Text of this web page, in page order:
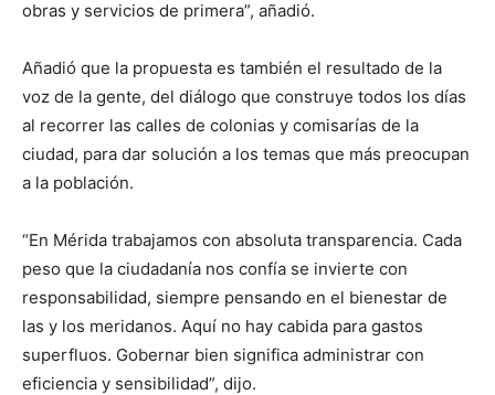
obras y servicios de primera”, añadió.
Añadió que la propuesta es también el resultado de la
voz de la gente, del diálogo que construye todos los días
al recorrer las calles de colonias y comisarías de la
ciudad, para dar solución a los temas que más preocupan
a la población.
“En Mérida trabajamos con absoluta transparencia. Cada
peso que la ciudadanía nos confía se invierte con
responsabilidad, siempre pensando en el bienestar de
las y los meridanos. Aquí no hay cabida para gastos
superfluos. Gobernar bien significa administrar con
eficiencia y sensibilidad”, dijo.